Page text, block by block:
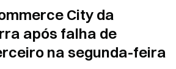
City da
após falha de
na segunda-feira